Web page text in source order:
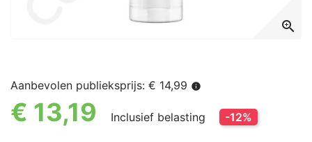
zoom_in
Aanbevolen publieksprijs: € 14,99 info
€ 13,19 Inclusief belasting -12%